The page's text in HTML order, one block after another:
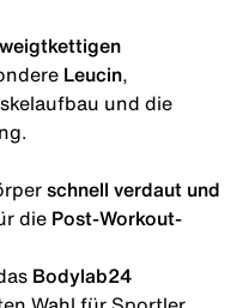
Leucin
und die
schnell verdaut und
die Post-Workout-
Bodylab24